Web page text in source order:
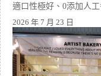
適口性極好、0添加人
2026 年 7 月 23 日